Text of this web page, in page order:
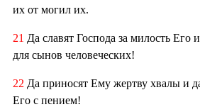
их от могил их.
21 Да славят Господа за милость Его
для сынов человеческих!
22 Да приносят Ему жертву хвалы и
Его с пением!